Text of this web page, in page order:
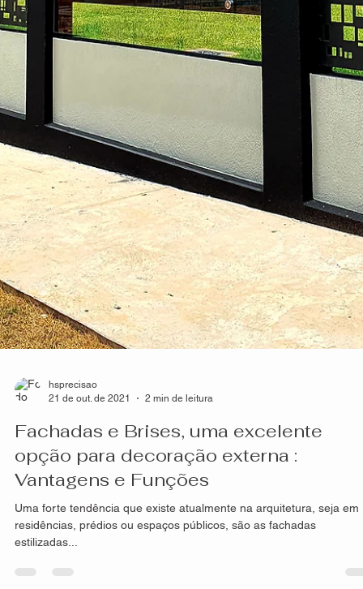
HS ENTREVISTA - ALF
A HS Metal Design convida nossos clientes a presenciarem a
mais completa amostra de arquitetura, design de interiores e...